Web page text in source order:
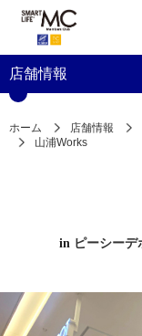
店舗情報
ホーム 店舗情報
山浦Works
in ピーシーデ